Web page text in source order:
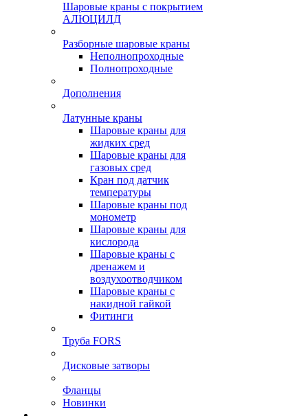
Шаровые краны с покрытием
АЛЮЦИЛД
Разборные шаровые краны
Неполнопроходные
Полнопроходные
Дополнения
Латунные краны
Шаровые краны для
жидких сред
Шаровые краны для
газовых сред
Кран под датчик
температуры
Шаровые краны под
монометр
Шаровые краны для
кислорода
Шаровые краны с
дренажем и
воздухоотводчиком
Шаровые краны с
накидной гайкой
Фитинги
Труба FORS
Дисковые затворы
Фланцы
Новинки